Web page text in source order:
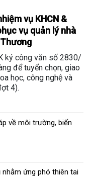
vụ KHCN &
vụ quản lý nhà
ký công văn số 2830/
để tuyển chọn, giao
học, công nghệ và
4).
về môi trường, biến
nhằm ứng phó thiên tai